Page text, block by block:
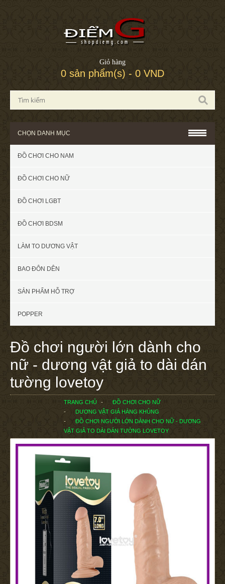
Giỏ hàng
0 sản phẩm(s) - 0 VND
CHỌN DANH MỤC
ĐỒ CHƠI CHO NAM
ĐỒ CHƠI CHO NỮ
ĐỒ CHƠI LGBT
ĐỒ CHƠI BDSM
LÀM TO DƯƠNG VẬT
BAO ĐÔN DÊN
SẢN PHẨM HỖ TRỢ
POPPER
Đồ chơi người lớn dành cho
nữ - dương vật giả to dài dán
tường lovetoy
TRANG CHỦ
ĐỒ CHƠI CHO NỮ
DƯƠNG VẬT GIẢ HÀNG KHỦNG
ĐỒ CHƠI NGƯỜI LỚN DÀNH CHO NỮ - DƯƠNG
VẬT GIẢ TO DÀI DÁN TƯỜNG LOVETOY